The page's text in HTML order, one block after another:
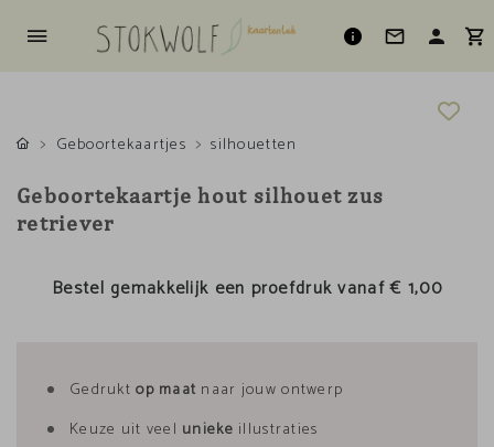
Geboortekaartjes
silhouetten
Geboortekaartje hout silhouet zus
retriever
Bestel gemakkelijk een proefdruk vanaf€ 1,00
Gedruktop maat naar jouw ontwerp
Keuze uit veel unieke illustraties